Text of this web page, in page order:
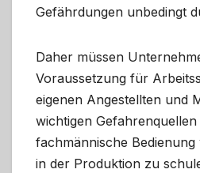
Gefährdungen unbedingt
Daher müssen
Voraussetzung für
eigenen Angestellten und
wichtigen Gefahrenquellen
fachmännische
in der Produktion zu